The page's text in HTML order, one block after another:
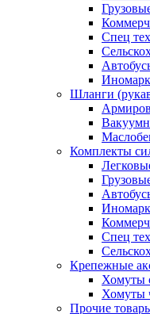
Спец
Шланги
Комплекты
Спец
Крепежные
Хомуты
Хомуты
Прочие